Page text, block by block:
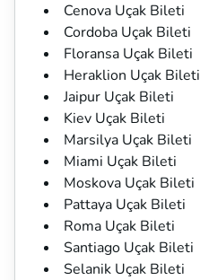
Cenova Uçak Bileti
Cordoba Uçak Bileti
Floransa Uçak Bileti
Heraklion Uçak Bileti
Jaipur Uçak Bileti
Kiev Uçak Bileti
Marsilya Uçak Bileti
Miami Uçak Bileti
Moskova Uçak Bileti
Pattaya Uçak Bileti
Roma Uçak Bileti
Santiago Uçak Bileti
Selanik Uçak Bileti